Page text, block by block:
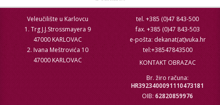
Veleučilište u Karlovcu
1. Trg J.J.Strossmayera 9
47000 KARLOVAC
2. Ivana Meštrovića 10
47000 KARLOVAC
tel. +385 (0)47 843-500
fax. +385 (0)47 843-503
e-pošta: dekanat(at)vuka.hr
tel:+38547843500
KONTAKT OBRAZAC
Br. žiro računa:
HR3923400091110473181
OIB: 62820859976